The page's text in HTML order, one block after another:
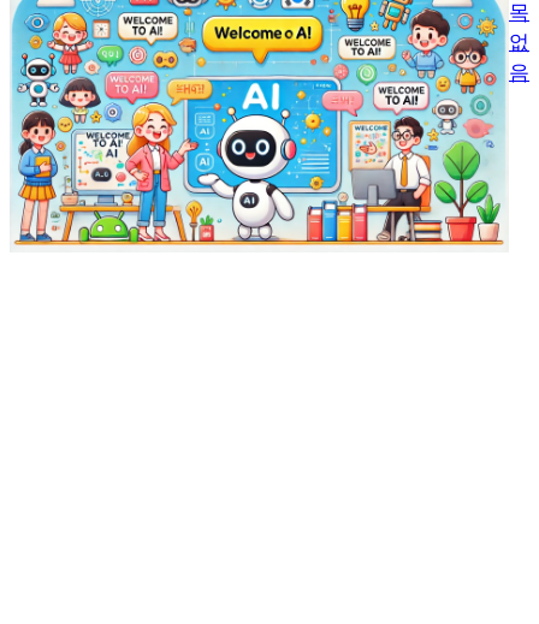
목
없
음